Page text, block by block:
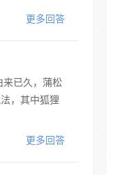
更多回答
来已久，蒲松
，其中狐狸
更多回答